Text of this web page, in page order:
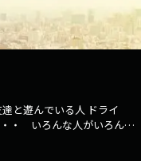
と遊んでいる人 ドライ
・ いろんな人がいろんな
良いものになりますよ